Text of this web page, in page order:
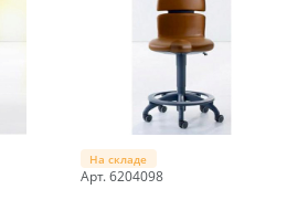
На складе
Арт. 6204098